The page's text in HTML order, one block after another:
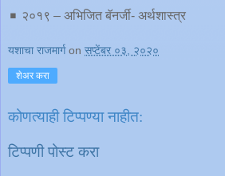
◾️ २०१९ – अभिजित बॅनर्जी- अर्थशास्त्र
यशाचा राजमार्ग on सप्टेंबर ०३, २०२०
शेअर करा
कोणत्याही टिप्पण्‍या नाहीत:
टिप्पणी पोस्ट करा